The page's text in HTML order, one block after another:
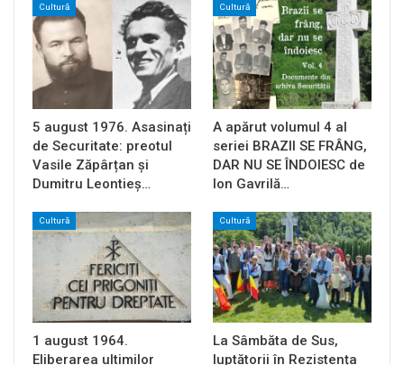
Cultură
5 august 1976. Asasinați
de Securitate: preotul
Vasile Zăpârțan și
Dumitru Leontieș…
Cultură
A apărut volumul 4 al
seriei BRAZII SE FRÂNG,
DAR NU SE ÎNDOIESC de
Ion Gavrilă…
Cultură
1 august 1964.
Eliberarea ultimilor
Cultură
La Sâmbăta de Sus,
luptătorii în Rezistența